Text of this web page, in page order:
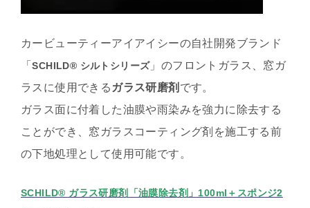
カービューティーアイアイシーの自社開発ブランド
「SCHILD® シルトシリーズ」のフロントガラス、窓ガ
ラスに使用できる ガラス研磨剤 です。
ガラス面に付着した油膜や雨染みを強力に除去する
ことができ、窓ガラスコーティング剤を施工する前
の下地処理として使用可能です。
SCHILD® ガラス研磨剤「油膜除去剤」100ml＋スポンジ2